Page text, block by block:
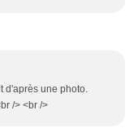
d'après une photo.
/> <br />